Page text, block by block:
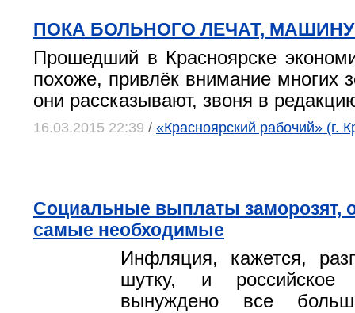
ПОКА БОЛЬНОГО ЛЕЧАТ,
Прошедший в Красноярске
похоже, привлёк внимание многих
они рассказывают, звоня в
16.03.2015 22:39 / «Красноярский рабочий» (г.
Социальные выплаты заморозят,
самые необходимые
Инфляция, кажется,
шутку, и российское
вынуждено все